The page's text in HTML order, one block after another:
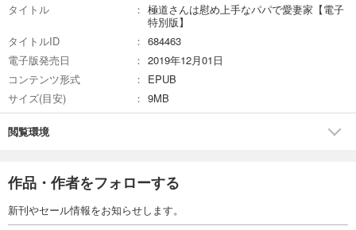
タイトル
極道さんは慰め上手なパパで愛妻家【電子
特別版】
タイトルID
684463
電子版発売日
2019年12月01日
コンテンツ形式
EPUB
サイズ(目安)
9MB
閲覧環境
作品・作者をフォローする
新刊やセール情報をお知らせします。